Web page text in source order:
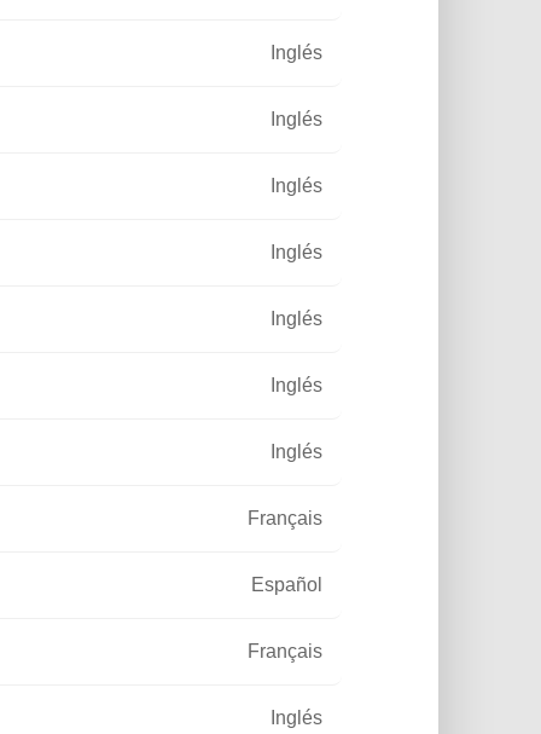
Inglés
Inglés
Inglés
Inglés
Inglés
Inglés
Inglés
Français
Español
Français
Inglés